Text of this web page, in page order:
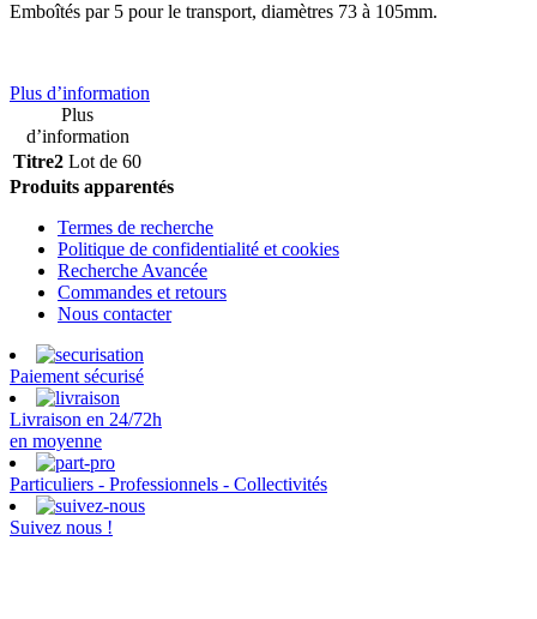
Emboîtés par 5 pour le transport, diamètres 73 à 105mm.
Plus d’information
Plus
d’information
Titre2 Lot de 60
Produits apparentés
Termes de recherche
Politique de confidentialité et cookies
Recherche Avancée
Commandes et retours
Nous contacter
Paiement sécurisé
Livraison en 24/72h
en moyenne
Particuliers - Professionnels - Collectivités
Suivez nous !